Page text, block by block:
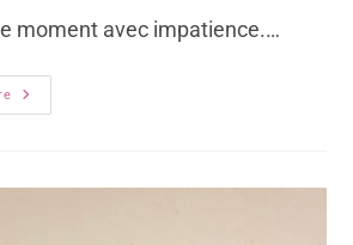
moment avec impatience.…